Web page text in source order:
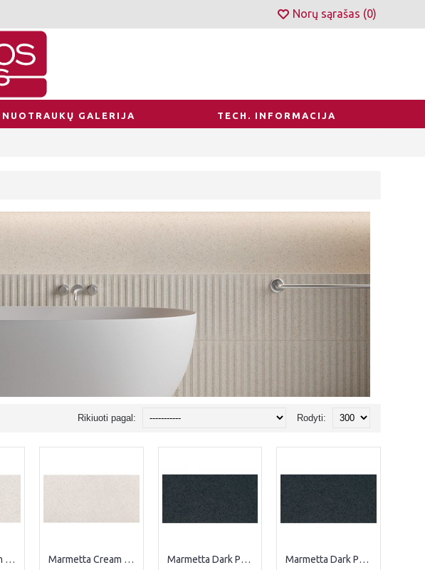
Norų sąrašas (0)
NUOTRAUKŲ GALERIJA TECH. INFORMACIJA
Rodyti:
Rikiuoti pagal:
Marmetta Cream Plytelės Marmetta Cream Rect. Plytelės Marmetta Dark Plytelės Marmetta Dark Plytelės